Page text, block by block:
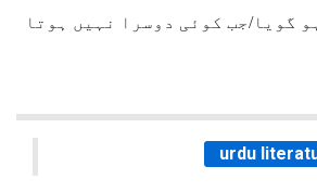
گویا/جب کوئی دوسرا نہیں ہوتا
urdu